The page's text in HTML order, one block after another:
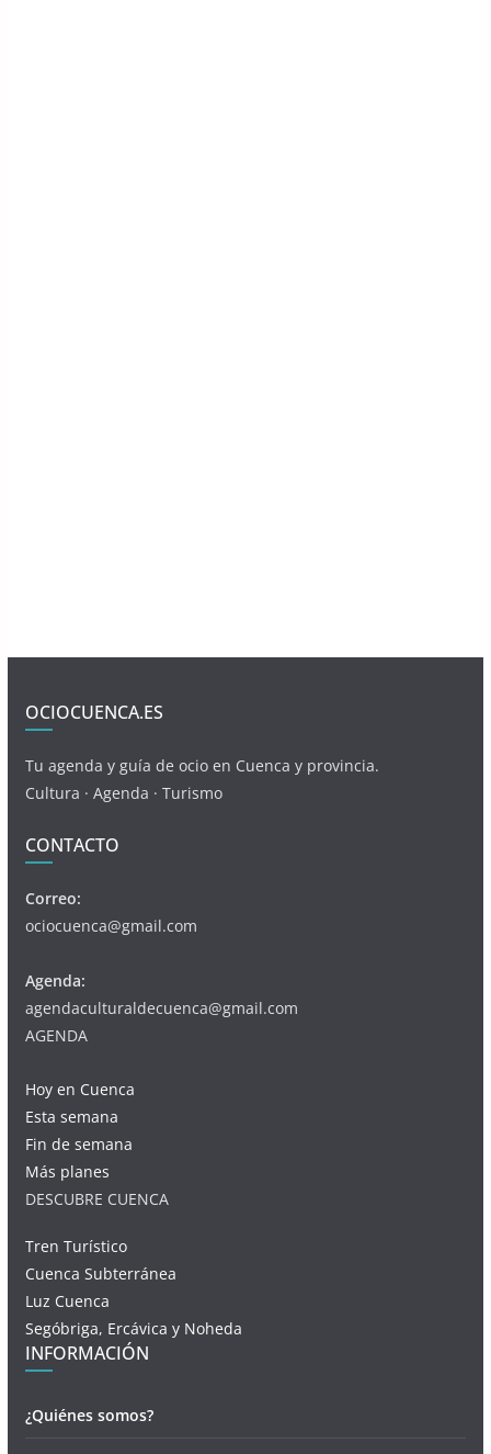
OCIOCUENCA.ES
Tu agenda y guía de ocio en Cuenca y provincia.
Cultura · Agenda · Turismo
CONTACTO
Correo:
ociocuenca@gmail.com
Agenda:
agendaculturaldecuenca@gmail.com
AGENDA
Hoy en Cuenca
Esta semana
Fin de semana
Más planes
DESCUBRE CUENCA
Tren Turístico
Cuenca Subterránea
Luz Cuenca
Segóbriga, Ercávica y Noheda
INFORMACIÓN
¿Quiénes somos?